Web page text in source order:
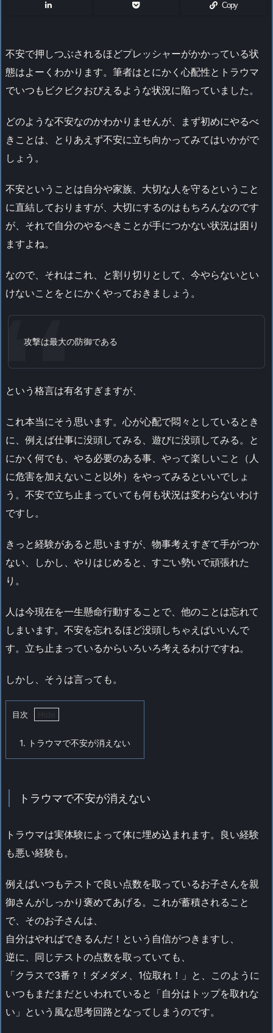
Copy
不安で押しつぶされるほどプレッシャーがかかっている状
態はよーくわかります。筆者はとにかく心配性とトラウマ
でいつもビクビクおびえるような状況に陥っていました。
どのような不安なのかわかりませんが、まず初めにやるべ
きことは、とりあえず不安に立ち向かってみてはいかがで
しょう。
不安ということは自分や家族、大切な人を守るということ
に直結しておりますが、大切にするのはもちろんなのです
が、それで自分のやるべきことが手につかない状況は困り
ますよね。
なので、それはこれ、と割り切りとして、今やらないとい
けないことをとにかくやっておきましょう。
攻撃は最大の防御である
という格言は有名すぎますが、
これ本当にそう思います。心が心配で悶々としているとき
に、例えば仕事に没頭してみる、遊びに没頭してみる。と
にかく何でも、やる必要のある事、やって楽しいこと（人
に危害を加えないこと以外）をやってみるといいでしょ
う。不安で立ち止まっていても何も状況は変わらないわけ
ですし。
きっと経験があると思いますが、物事考えすぎて手がつか
ない、しかし、やりはじめると、すごい勢いで頑張れた
り。
人は今現在を一生懸命行動することで、他のことは忘れて
しまいます。不安を忘れるほど没頭しちゃえばいいんで
す。立ち止まっているからいろいろ考えるわけですね。
しかし、そうは言っても。
目次
1. トラウマで不安が消えない
トラウマで不安が消えない
トラウマは実体験によって体に埋め込まれます。良い経験
も悪い経験も。
例えばいつもテストで良い点数を取っているお子さんを親
御さんがしっかり褒めてあげる。これが蓄積されること
で、そのお子さんは、
自分はやればできるんだ！という自信がつきますし、
逆に、同じテストの点数を取っていても、
「クラスで3番？！ダメダメ、1位取れ！」と、このように
いつもまだまだといわれていると「自分はトップを取れな
い」という風な思考回路となってしまうのです。